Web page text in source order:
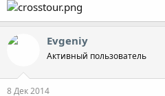
Evgeniy
Активный пользователь
8 Дек 2014